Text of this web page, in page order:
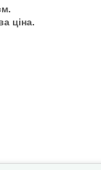
ціна.